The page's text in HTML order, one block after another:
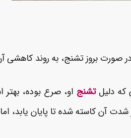
صورت بروز تشنج، به روند کاهشی
که دلیلتشنج او، صرع بوده،
آن کاسته شده تا پایان یابد،